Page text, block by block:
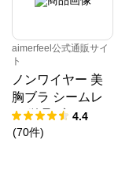
aimerfeel公式通販サイ
ト
ノンワイヤー 美
胸ブラ シームレ
ス 単品ブラジャ
ー
4.4
(70件)